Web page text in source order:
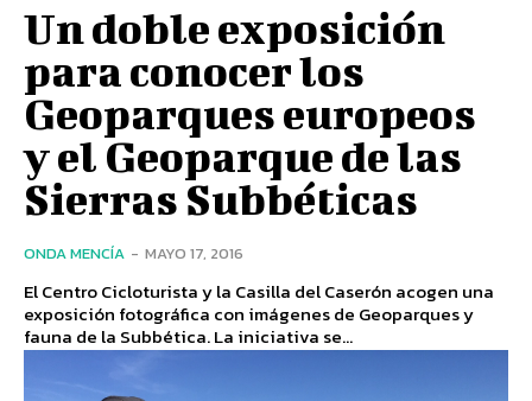
Un doble exposición
para conocer los
Geoparques europeos
y el Geoparque de las
Sierras Subbéticas
ONDA MENCÍA - MAYO 17, 2016
El Centro Cicloturista y la Casilla del Caserón acogen una
exposición fotográfica con imágenes de Geoparques y
fauna de la Subbética. La iniciativa se...